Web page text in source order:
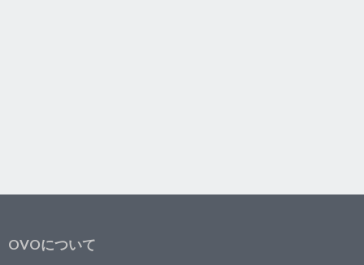
OVOについて